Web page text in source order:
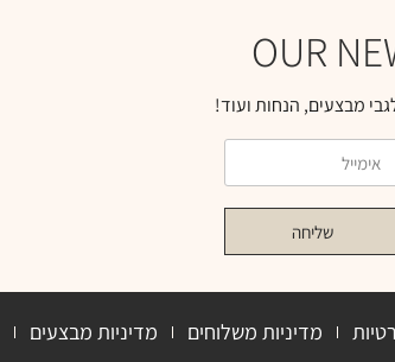
OUR
מבצעים, הנחות ועוד!
שליחה
מדיניות משלוחים מדיניות מבצעים